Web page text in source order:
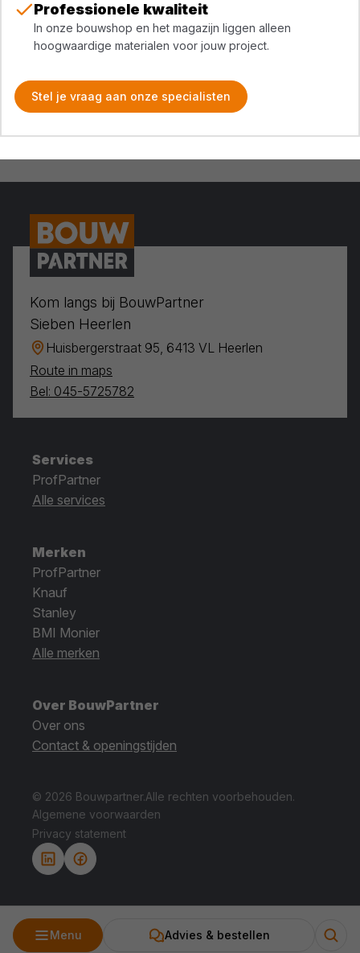
Menu Advies & bestellen
Professionele kwaliteit
In onze bouwshop en het magazijn liggen alleen
hoogwaardige materialen voor jouw project.
Stel je vraag aan onze specialisten
Kom langs bij BouwPartner
Sieben Heerlen
Huisbergerstraat 95, 6413 VL Heerlen
Route in maps
Bel: 045-5725782
Services
ProfPartner
Alle services
Merken
ProfPartner
Knauf
Stanley
BMI Monier
Alle merken
Over BouwPartner
Over ons
Contact & openingstijden
© 2026 Bouwpartner.Alle rechten voorbehouden.
Algemene voorwaarden
Privacy statement